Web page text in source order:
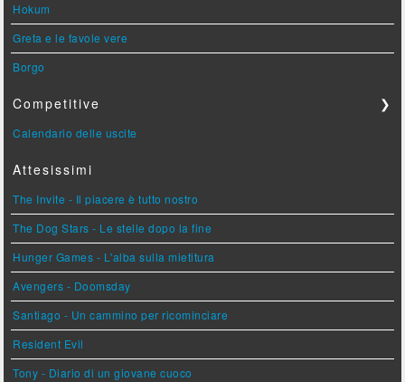
Hokum
Greta e le favole vere
Borgo
Competitive ❯
Calendario delle uscite
Attesissimi
The Invite - Il piacere è tutto nostro
The Dog Stars - Le stelle dopo la fine
Hunger Games - L'alba sulla mietitura
Avengers - Doomsday
Santiago - Un cammino per ricominciare
Resident Evil
Tony - Diario di un giovane cuoco